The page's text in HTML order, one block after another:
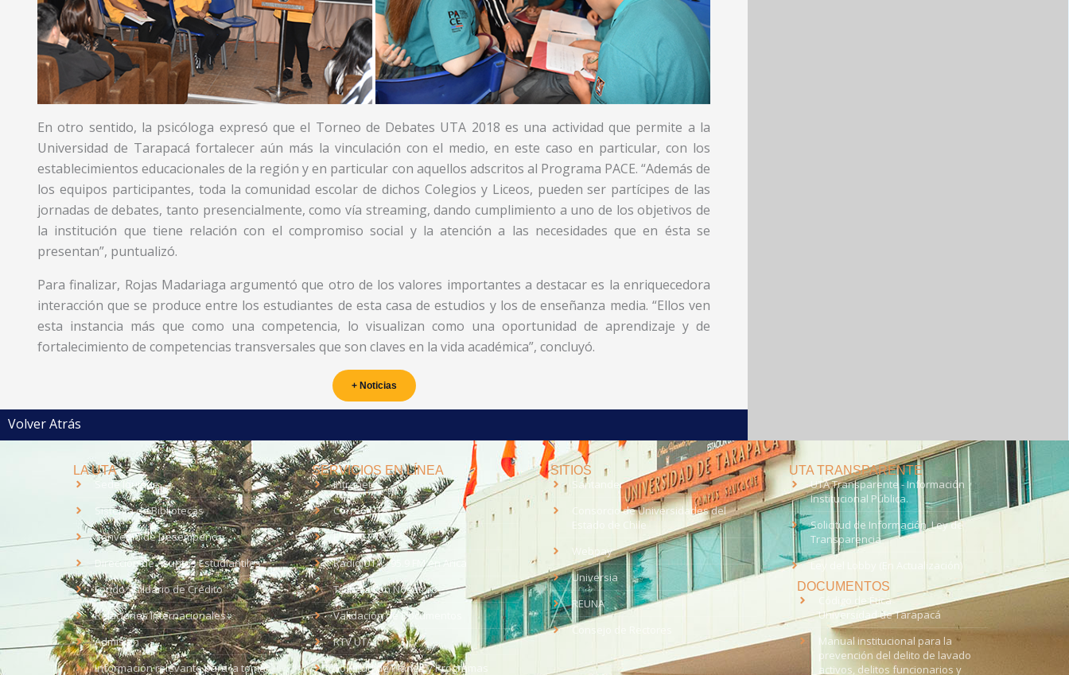
En otro sentido, la psicóloga expresó que el Torneo de Debates UTA 2018 es una actividad que permite a la
Universidad de Tarapacá fortalecer aún más la vinculación con el medio, en este caso en particular, con los
establecimientos educacionales de la región y en particular con aquellos adscritos al Programa PACE. “Además de
los equipos participantes, toda la comunidad escolar de dichos Colegios y Liceos, pueden ser partícipes de las
jornadas de debates, tanto presencialmente, como vía streaming, dando cumplimiento a uno de los objetivos de
la institución que tiene relación con el compromiso social y la atención a las necesidades que en ésta se
presentan”, puntualizó.
Para finalizar, Rojas Madariaga argumentó que otro de los valores importantes a destacar es la enriquecedora
interacción que se produce entre los estudiantes de esta casa de estudios y los de enseñanza media. “Ellos ven
esta instancia más que como una competencia, lo visualizan como una oportunidad de aprendizaje y de
fortalecimiento de competencias transversales que son claves en la vida académica”, concluyó.
+ Noticias
Volver Atrás
LA UTA
Sede Iquique
Sistema de Bibliotecas
Convenio de Desempeño
Dirección de Asuntos Estudiantiles
Fondo Solidario de Crédito
Relaciones Internacionales
Admisión
Información relevante para la toma
SERVICIOS EN LÍNEA
Intranet
Correo UTA
EUDEV UTAmed
Radio UTA - 95.9 FM en Arica
Trabaja con Nosotros
Validación de Documentos
RTV UTA
Solicitud de Planes y Programas
SITIOS
Santander
Consorcio de Universidades del
Estado de Chile
Webpay
Universia
REUNA
UTA TRANSPARENTE
UTA Transparente - Información
Institucional Pública.
Solicitud de Información, Ley de
Transparencia
Ley del Lobby (En Actualización)
DOCUMENTOS
Código de Ética
Universidad de Tarapacá
Manual institucional para la
prevención del delito de lavado
activos, delitos funcionarios y